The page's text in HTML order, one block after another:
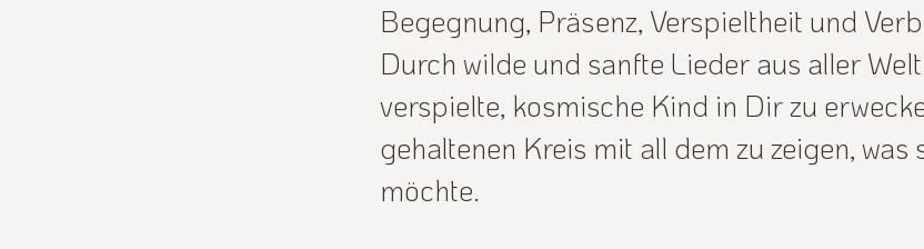
Begegnung, Präsenz, Verspieltheit und
Durch wilde und sanfte Lieder aus aller
verspielte, kosmische Kind in Dir zu
gehaltenen Kreis mit all dem zu zeigen,
möchte.